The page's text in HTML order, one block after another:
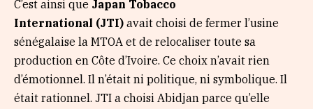
C’est ainsi que Japan Tobacco
International (JTI) avait choisi de fermer l’usine
sénégalaise la MTOA et de relocaliser toute sa
production en Côte d’Ivoire. Ce choix n’avait rien
d’émotionnel. Il n’était ni politique, ni symbolique. Il
était rationnel. JTI a choisi Abidjan parce qu’elle